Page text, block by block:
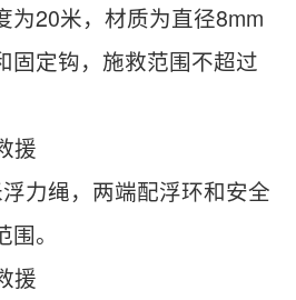
20米，材质为直径8mm
固定钩，施救范围不超过
援
绳，两端配浮环和安全
。
援